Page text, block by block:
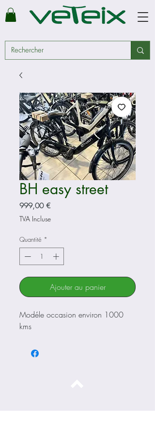
BH easy street
999,00 €Prix
TVA Incluse
Quantité *
Ajouter au panier
Modéle occasion environ 1000
kms